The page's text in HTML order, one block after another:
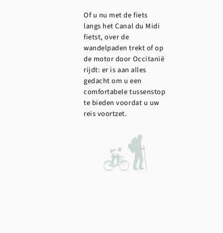
Of u nu met de fiets
langs het Canal du Midi
fietst, over de
wandelpaden trekt of op
de motor door Occitanië
rijdt: er is aan alles
gedacht om u een
comfortabele tussenstop
te bieden voordat u uw
reis voortzet.